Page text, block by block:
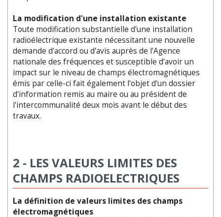
La modification d'une installation existante
Toute modification substantielle d'une installation
radioélectrique existante nécessitant une nouvelle
demande d'accord ou d'avis auprès de l'Agence
nationale des fréquences et susceptible d'avoir un
impact sur le niveau de champs électromagnétiques
émis par celle-ci fait également l'objet d'un dossier
d'information remis au maire ou au président de
l'intercommunalité deux mois avant le début des
travaux.
2 - LES VALEURS LIMITES DES
CHAMPS RADIOELECTRIQUES
La définition de valeurs limites des champs
électromagnétiques